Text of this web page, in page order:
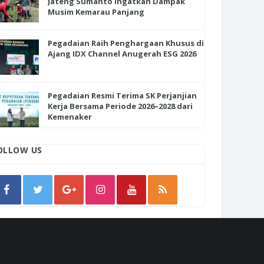
Musim Kemarau Panjang
Pegadaian Raih Penghargaan Khusus di
Ajang IDX Channel Anugerah ESG 2026
Pegadaian Resmi Terima SK Perjanjian
Kerja Bersama Periode 2026–2028 dari
Kemenaker
US